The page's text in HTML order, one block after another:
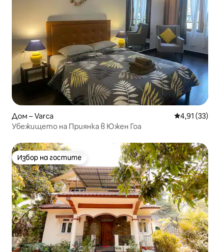
Дом – Varca Средна
4,91 (33)
Убежището на Приянка в Южен Гоа
Избор на гостите
Избор на гостите